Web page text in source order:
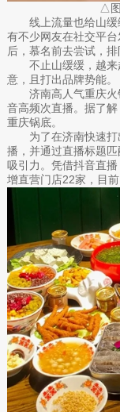
△
线上流量也给山
有不少网友在社交平
后，慕名前去尝试，排
不止山缓缓，越
意，且打出品牌势能。
济南高人气重庆
音高频次直播。据了
重庆锅底。
为了在济南快速
播，并通过直播标题
吸引力。凭借抖音直
增直营门店22家，目